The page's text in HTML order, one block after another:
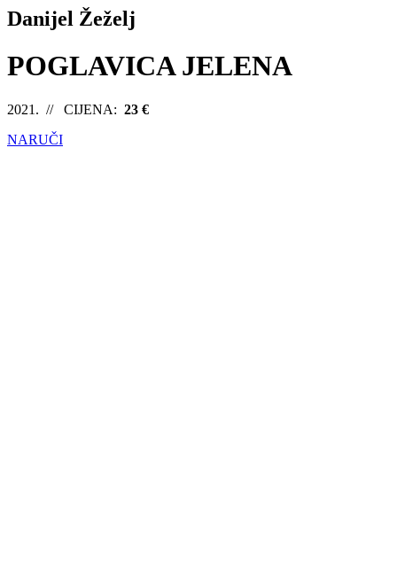
Danijel Žeželj
POGLAVICA JELENA
2021. // CIJENA: 23 €
NARUČI